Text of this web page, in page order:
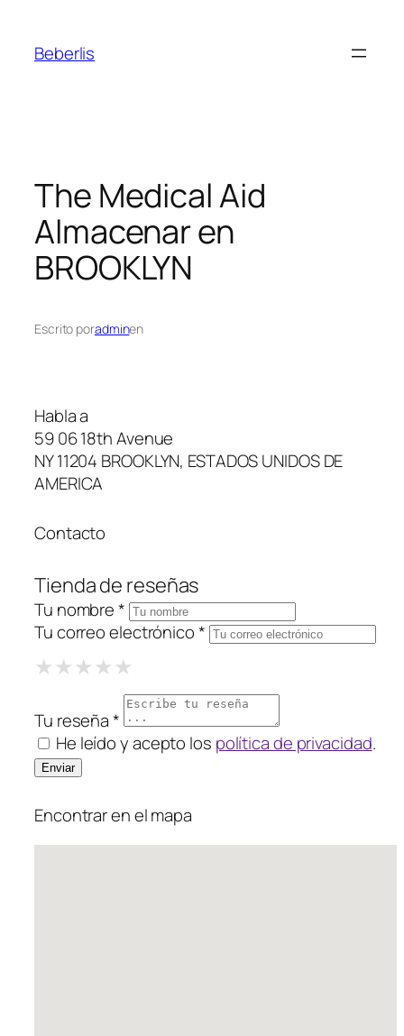
Beberlis
The Medical Aid
Almacenar en
BROOKLYN
Escrito poradminen
Habla a
59 06 18th Avenue
NY 11204 BROOKLYN, ESTADOS UNIDOS DE
AMERICA
Contacto
Tienda de reseñas
Tu nombre *
Tu correo electrónico *
★1 Star
★★2 Stars
★★★3 Stars
★★★★4 Stars
★★★★★
Tu reseña *
He leído y acepto los política de privacidad.
Encontrar en el mapa